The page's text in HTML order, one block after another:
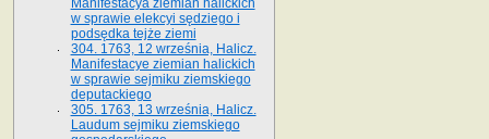
Manifestacya ziemian halickich
w sprawie elekcyi sędziego i
podsędka tejże ziemi
304. 1763, 12 września, Halicz.
Manifestacye ziemian halickich
w sprawie sejmiku ziemskiego
deputackiego
305. 1763, 13 września, Halicz.
Laudum sejmiku ziemskiego